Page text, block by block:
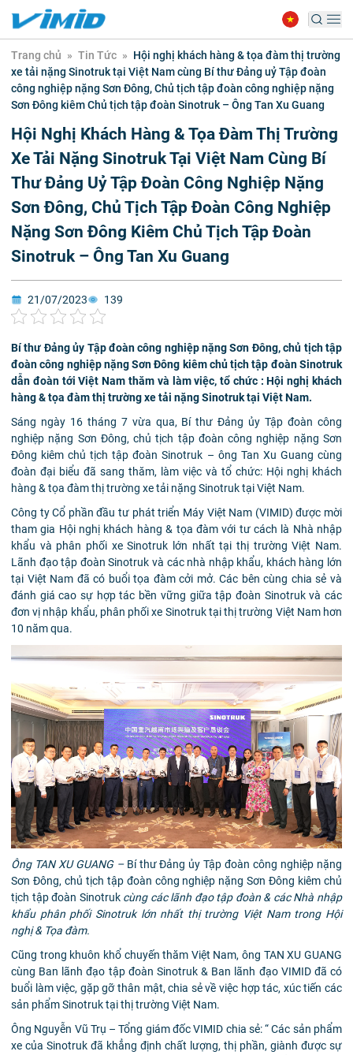
Trang chủ » Tin Tức » Hội nghị khách hàng & tọa đàm thị trường
xe tải nặng Sinotruk tại Việt Nam cùng Bí thư Đảng uỷ Tập đoàn
công nghiệp nặng Sơn Đông, Chủ tịch tập đoàn công nghiệp nặng
Sơn Đông kiêm Chủ tịch tập đoàn Sinotruk – Ông Tan Xu Guang
Hội Nghị Khách Hàng & Tọa Đàm Thị Trường
Xe Tải Nặng Sinotruk Tại Việt Nam Cùng Bí
Thư Đảng Uỷ Tập Đoàn Công Nghiệp Nặng
Sơn Đông, Chủ Tịch Tập Đoàn Công Nghiệp
Nặng Sơn Đông Kiêm Chủ Tịch Tập Đoàn
Sinotruk – Ông Tan Xu Guang
21/07/2023 139
Bí thư Đảng ủy Tập đoàn công nghiệp nặng Sơn Đông, chủ tịch tập
đoàn công nghiệp nặng Sơn Đông kiêm chủ tịch tập đoàn Sinotruk
dẫn đoàn tới Việt Nam thăm và làm việc, tổ chức : Hội nghị khách
hàng & tọa đàm thị trường xe tải nặng Sinotruk tại Việt Nam.
Sáng ngày 16 tháng 7 vừa qua, Bí thư Đảng ủy Tập đoàn công
nghiệp nặng Sơn Đông, chủ tịch tập đoàn công nghiệp nặng Sơn
Đông kiêm chủ tịch tập đoàn Sinotruk – ông Tan Xu Guang cùng
đoàn đại biểu đã sang thăm, làm việc và tổ chức: Hội nghị khách
hàng & tọa đàm thị trường xe tải nặng Sinotruk tại Việt Nam.
Công ty Cổ phần đầu tư phát triển Máy Việt Nam (VIMID) được mời
tham gia Hội nghị khách hàng & tọa đàm với tư cách là Nhà nhập
khẩu và phân phối xe Sinotruk lớn nhất tại thị trường Việt Nam.
Lãnh đạo tập đoàn Sinotruk và các nhà nhập khẩu, khách hàng lớn
tại Việt Nam đã có buổi tọa đàm cởi mở. Các bên cùng chia sẻ và
đánh giá cao sự hợp tác bền vững giữa tập đoàn Sinotruk và các
đơn vị nhập khẩu, phân phối xe Sinotruk tại thị trường Việt Nam hơn
10 năm qua.
Ông TAN XU GUANG – Bí thư Đảng ủy Tập đoàn công nghiệp nặng
Sơn Đông, chủ tịch tập đoàn công nghiệp nặng Sơn Đông kiêm chủ
tịch tập đoàn Sinotrukcùng các lãnh đạo tập đoàn & các Nhà nhập
khẩu phân phối Sinotruk lớn nhất thị trường Việt Nam trong Hội
nghị & Tọa đàm.
Cũng trong khuôn khổ chuyến thăm Việt Nam, ông TAN XU GUANG
cùng Ban lãnh đạo tập đoàn Sinotruk & Ban lãnh đạo VIMID đã có
buổi làm việc, gặp gỡ thân mật, chia sẻ về việc hợp tác, xúc tiến các
sản phẩm Sinotruk tại thị trường Việt Nam.
Ông Nguyễn Vũ Trụ – Tổng giám đốc VIMID chia sẻ: “ Các sản phẩm
xe của Sinotruk đã khẳng định chất lượng, thị phần, giành được sự